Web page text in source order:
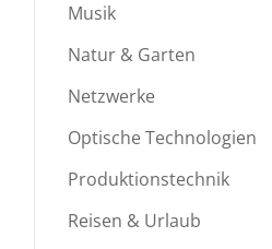
Musik
Natur & Garten
Netzwerke
Optische Technologien
Produktionstechnik
Reisen & Urlaub